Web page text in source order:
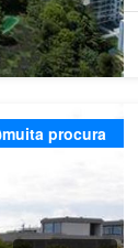
muita procura